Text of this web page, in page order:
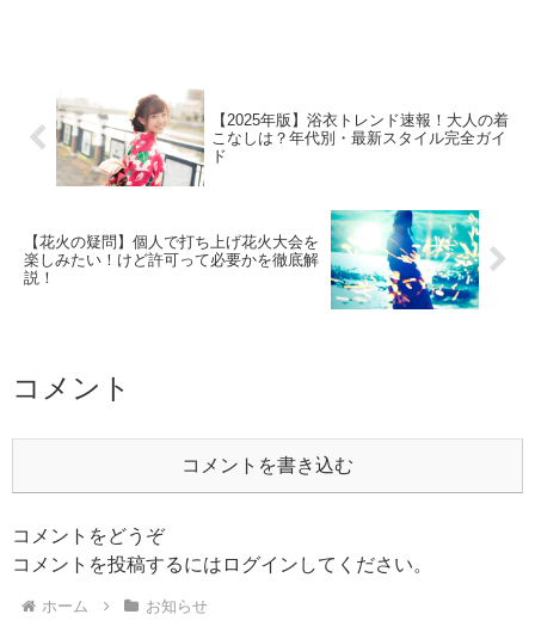
【2025年版】浴衣トレンド速報！大人の着
こなしは？年代別・最新スタイル完全ガイ
ド
【花火の疑問】個人で打ち上げ花火大会を
楽しみたい！けど許可って必要かを徹底解
説！
コメント
コメントを書き込む
コメントをどうぞ
コメントを投稿するには ログイン してください。
ホーム お知らせ